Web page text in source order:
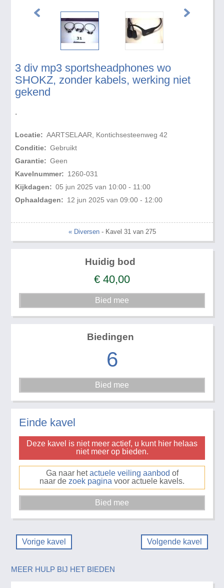
3 div mp3 sportsheadphones wo
SHOKZ, zonder kabels, werking niet
gekend
.
Locatie: AARTSELAAR, Kontichsesteenweg 42
Conditie: Gebruikt
Garantie: Geen
Kavelnummer: 1260-031
Kijkdagen: 05 jun 2025 van 10:00 - 11:00
Ophaaldagen: 12 jun 2025 van 09:00 - 12:00
« Diversen- Kavel 31 van 275
Huidig bod
€ 40,00
Biedingen
6
Einde kavel
Deze kavel is niet meer actief, u kunt hier helaas
niet meer op bieden.
Ga naar hetactuele veiling aanbod of
naar de zoek pagina voor actuele kavels.
Vorige kavel Volgende kavel
MEER HULP BIJ HET BIEDEN